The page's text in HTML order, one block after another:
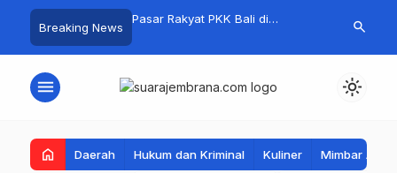
Breaking News
1 Resmi Digelar
Pasar Rakyat PKK Bali di
Tembus Rp.672 Juta Sehari
Kelola
Apresiasi
Mandala
search
menu light_mode
home Daerah Hukum dan Kriminal Kuliner Mimbar